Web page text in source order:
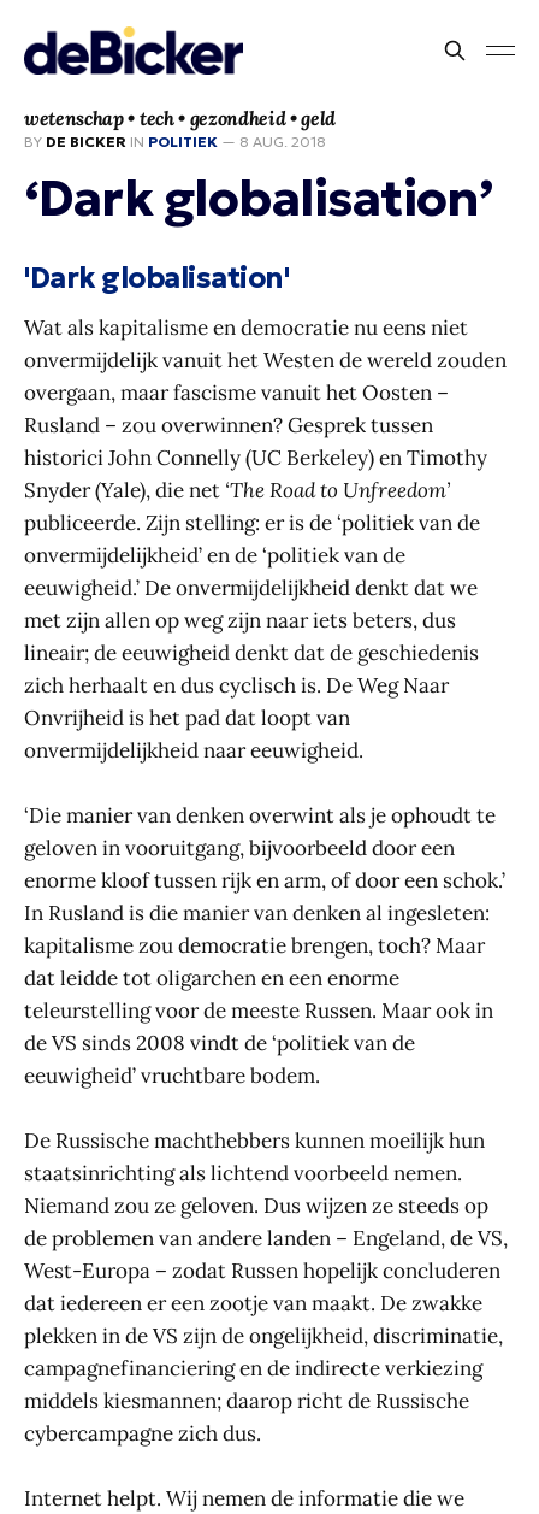
wetenschap • tech • gezondheid • geld
BY DE BICKER IN POLITIEK — 8 AUG. 2018
‘Dark globalisation’
'Dark globalisation'
Wat als kapitalisme en democratie nu eens niet
onvermijdelijk vanuit het Westen de wereld zouden
overgaan, maar fascisme vanuit het Oosten –
Rusland – zou overwinnen? Gesprek tussen
historici John Connelly (UC Berkeley) en Timothy
Snyder (Yale), die net ‘The Road to Unfreedom’
publiceerde. Zijn stelling: er is de ‘politiek van de
onvermijdelijkheid’ en de ‘politiek van de
eeuwigheid.’ De onvermijdelijkheid denkt dat we
met zijn allen op weg zijn naar iets beters, dus
lineair; de eeuwigheid denkt dat de geschiedenis
zich herhaalt en dus cyclisch is. De Weg Naar
Onvrijheid is het pad dat loopt van
onvermijdelijkheid naar eeuwigheid.
‘Die manier van denken overwint als je ophoudt te
geloven in vooruitgang, bijvoorbeeld door een
enorme kloof tussen rijk en arm, of door een schok.’
In Rusland is die manier van denken al ingesleten:
kapitalisme zou democratie brengen, toch? Maar
dat leidde tot oligarchen en een enorme
teleurstelling voor de meeste Russen. Maar ook in
de VS sinds 2008 vindt de ‘politiek van de
eeuwigheid’ vruchtbare bodem.
De Russische machthebbers kunnen moeilijk hun
staatsinrichting als lichtend voorbeeld nemen.
Niemand zou ze geloven. Dus wijzen ze steeds op
de problemen van andere landen – Engeland, de VS,
West-Europa – zodat Russen hopelijk concluderen
dat iedereen er een zootje van maakt. De zwakke
plekken in de VS zijn de ongelijkheid, discriminatie,
campagnefinanciering en de indirecte verkiezing
middels kiesmannen; daarop richt de Russische
cybercampagne zich dus.
Internet helpt. Wij nemen de informatie die we